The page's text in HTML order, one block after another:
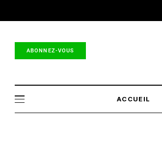
ABONNEZ-VOUS
ACCUEIL